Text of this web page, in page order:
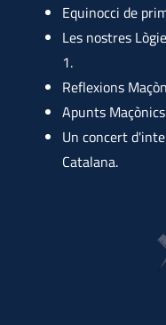
Equinocci de
Les nostres
1.
Reflexions
Apunts
Un concert
Catalana.